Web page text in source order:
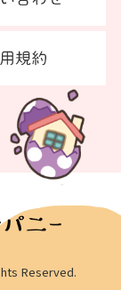
Reserved.